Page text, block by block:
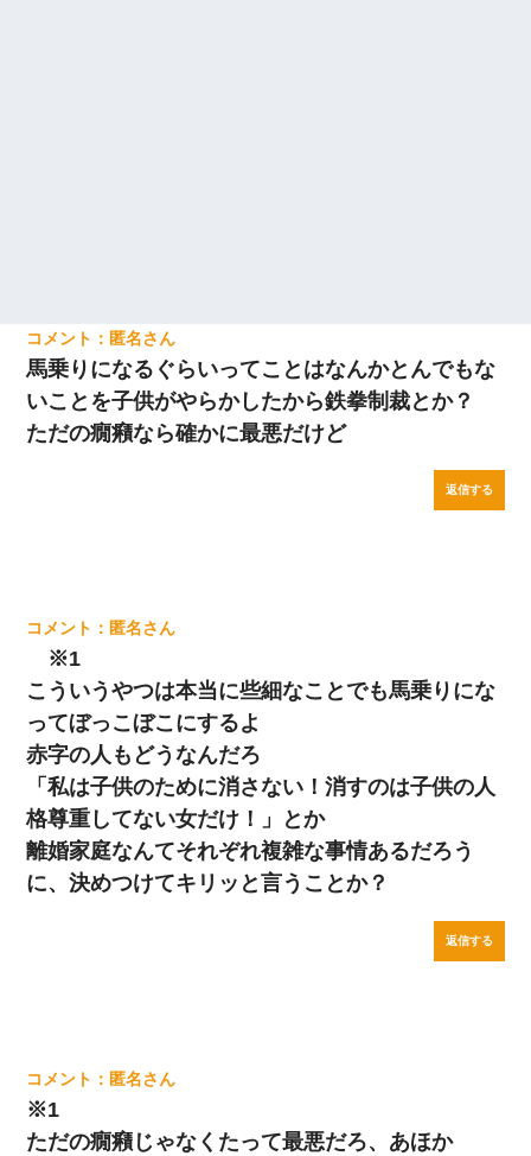
匿名
馬乗りになるぐらいってことはなんかとんでもな
いことを子供がやらかしたから鉄拳制裁とか？
ただの癇癪なら確かに最悪だけど
返信する
匿名
※1
こういうやつは本当に些細なことでも馬乗りにな
ってぼっこぼこにするよ
赤字の人もどうなんだろ
「私は子供のために消さない！消すのは子供の人
格尊重してない女だけ！」とか
離婚家庭なんてそれぞれ複雑な事情あるだろう
に、決めつけてキリッと言うことか？
返信する
匿名
※1
ただの癇癪じゃなくたって最悪だろ、あほか